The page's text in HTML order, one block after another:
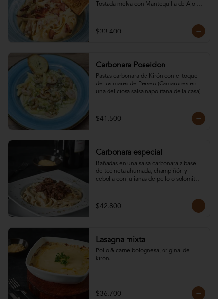
Tostada melva con Mantequilla de Ajo &
$33.400
Carbonara Poseidon
Pastas carbonara de Kirón con el toque
de los mares de Perseo (Camarones en
una deliciosa salsa napolitana de la casa)
$41.500
Carbonara especial
Bañadas en una salsa carbonara a base
de tocineta ahumada, champiñón y
cebolla con julianas de pollo o solomito.
Todas nuestras pastas son libres de
gluten, elige tu preferida:.
$42.800
Lasagna mixta
Pollo & carne bolognesa, original de
kirón.
$36.700